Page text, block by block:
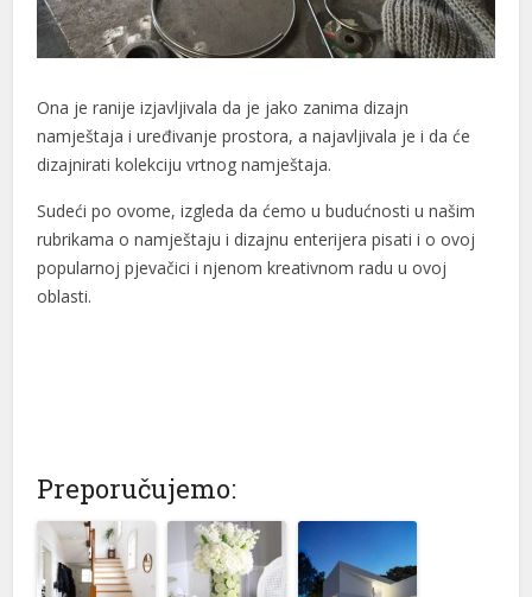
Ona je ranije izjavljivala da je jako zanima dizajn
namještaja i uređivanje prostora, a najavljivala je i da će
dizajnirati kolekciju vrtnog namještaja.
Sudeći po ovome, izgleda da ćemo u budućnosti u našim
rubrikama o namještaju i dizajnu enterijera pisati i o ovoj
popularnoj pjevačici i njenom kreativnom radu u ovoj
oblasti.
Preporučujemo: